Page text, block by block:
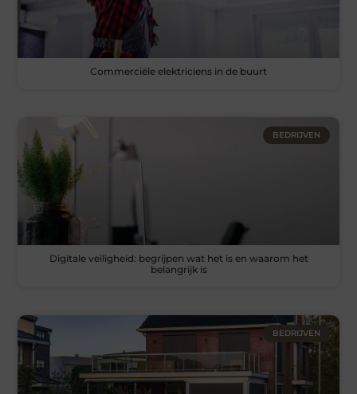
Commerciële elektriciens in de buurt
BEDRIJVEN
Digitale veiligheid: begrijpen wat het is en waarom het
belangrijk is
BEDRIJVEN